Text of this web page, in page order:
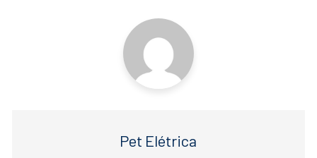
Pet Elétrica